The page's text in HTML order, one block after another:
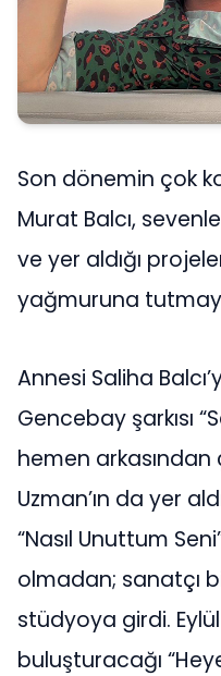
Son dönemin çok
Murat Balcı,
ve yer aldığı
yağmuruna
Annesi Saliha
Gencebay şarkısı
hemen arkasından
Uzman’ın da yer
“Nasıl Unuttum
olmadan; sanatçı
stüdyoya girdi.
buluşturacağı